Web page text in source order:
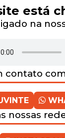
está
na
contato
nossas